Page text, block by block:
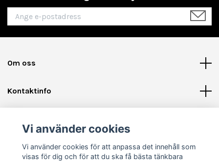
Om oss
Kontaktinfo
Sociala medier
Vi använder cookies
Vi använder cookies för att anpassa det innehåll som
visas för dig och för att du ska få bästa tänkbara